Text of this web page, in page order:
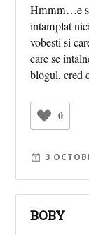
Hmmm…e
intamplat
vobesti si
care se
blogul, cred
0
3
BOBY